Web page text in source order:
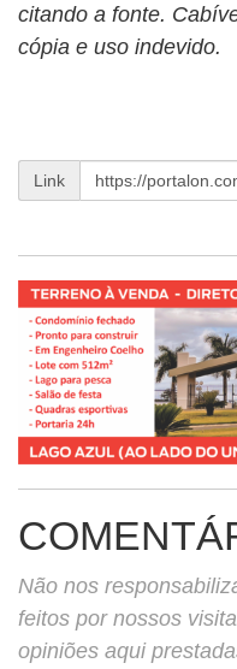
citando a fonte.
cópia e uso indevido.
Link
Não nos
feitos por nossos
opiniões aqui